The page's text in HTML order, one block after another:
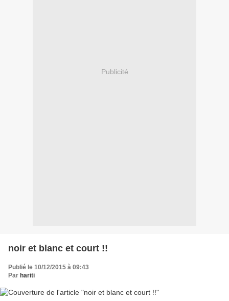
Publicité
noir et blanc et court !!
Publié le 10/12/2015 à 09:43
Par hariti